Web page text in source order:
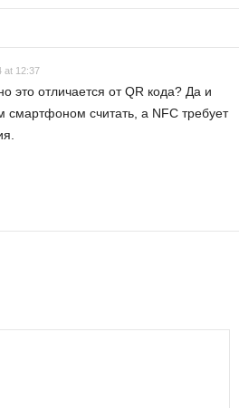
at 12:37
это отличается от QR кода? Да и
считать, а NFC требует